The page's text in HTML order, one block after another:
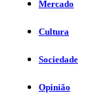
Mercado
Cultura
Sociedade
Opinião